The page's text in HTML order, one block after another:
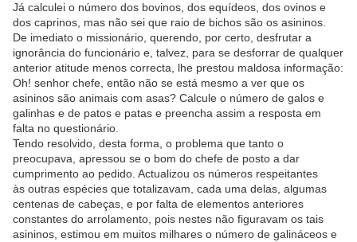
Já calculei o número dos bovinos, dos equídeos, dos ovinos e
dos caprinos, mas não sei que raio de bichos são os asininos.
De imediato o missionário, querendo, por certo, desfrutar a
ignorância do funcionário e, talvez, para se desforrar de qualquer
anterior atitude menos correcta, lhe prestou maldosa informação:
Oh! senhor chefe, então não se está mesmo a ver que os
asininos são animais com asas? Calcule o número de galos e
galinhas e de patos e patas e preencha assim a resposta em
falta no questionário.
Tendo resolvido, desta forma, o problema que tanto o
preocupava, apressou se o bom do chefe de posto a dar
cumprimento ao pedido. Actualizou os números respeitantes
às outras espécies que totalizavam, cada uma delas, algumas
centenas de cabeças, e por falta de elementos anteriores
constantes do arrolamento, pois nestes não figuravam os tais
asininos, estimou em muitos milhares o número de galináceos e